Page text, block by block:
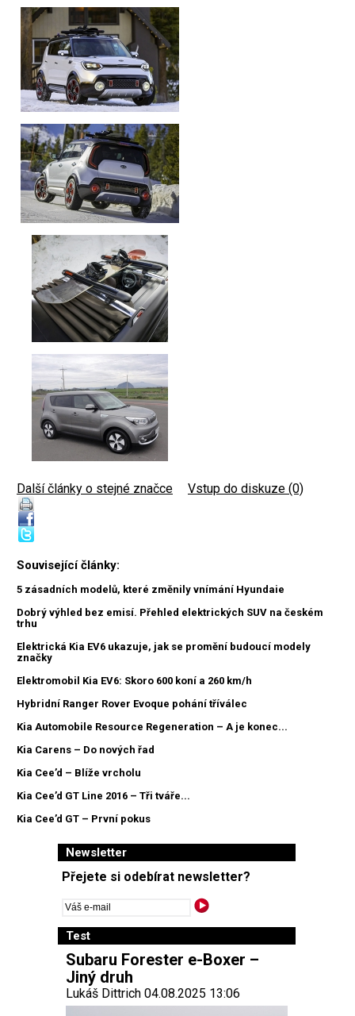
Další články o stejné značce Vstup do diskuze (0)
Související články:
5 zásadních modelů, které změnily vnímání Hyundaie
Dobrý výhled bez emisí. Přehled elektrických SUV na českém
trhu
Elektrická Kia EV6 ukazuje, jak se promění budoucí modely
značky
Elektromobil Kia EV6: Skoro 600 koní a 260 km/h
Hybridní Ranger Rover Evoque pohání tříválec
Kia Automobile Resource Regeneration – A je konec...
Kia Carens – Do nových řad
Kia Cee’d – Blíže vrcholu
Kia Cee’d GT Line 2016 – Tři tváře...
Kia Cee’d GT – První pokus
Newsletter
Přejete si odebírat newsletter?
Test
Subaru Forester e-Boxer –
Jiný druh
Lukáš Dittrich 04.08.2025 13:06